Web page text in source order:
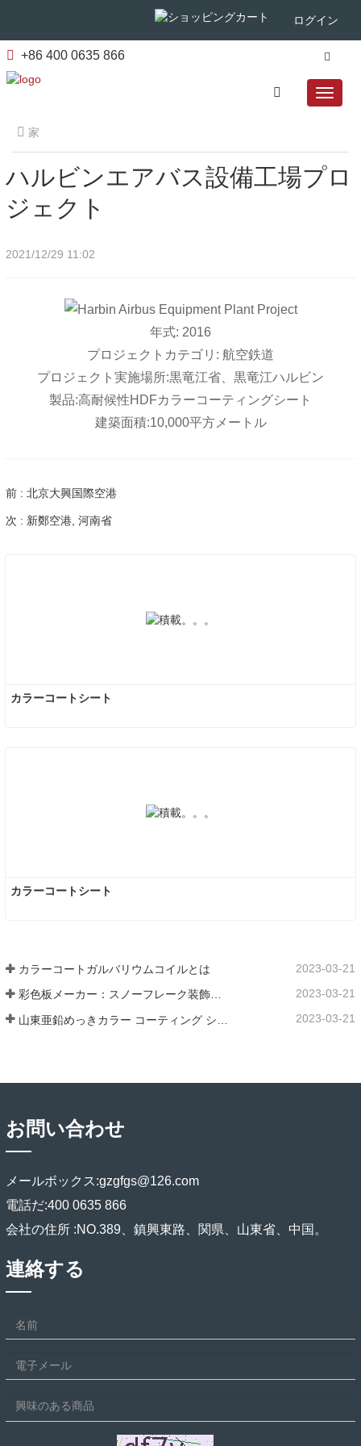
ログイン
+86 400 0635 866
家
ハルビンエアバス設備工場プロ
ジェクト
2021/12/29 11:02
年式: 2016
プロジェクトカテゴリ: 航空鉄道
プロジェクト実施場所:黒竜江省、黒竜江ハルビン
製品:高耐候性HDFカラーコーティングシート
建築面積:10,000平方メートル
前 : 北京大興国際空港
次 : 新鄭空港, 河南省
カラーコートシート
カラーコートシート
カラーコートガルバリウムコイルとは 2023-03-21
彩色板メーカー：スノーフレーク装飾用彩色板を正しく製造ラインから送り出す 2023-03-21
2023-03-21
お問い合わせ
メールボックス:gzgfgs@126.com
電話だ:400 0635 866
会社の住所 :NO.389、鎮興東路、関県、山東省、中国。
連絡する